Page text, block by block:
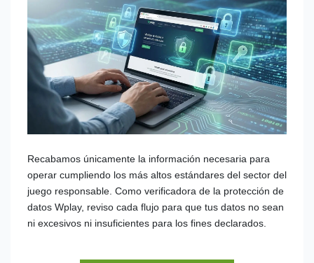
Recabamos únicamente la información necesaria para
operar cumpliendo los más altos estándares del sector del
juego responsable. Como verificadora de la protección de
datos Wplay, reviso cada flujo para que tus datos no sean
ni excesivos ni insuficientes para los fines declarados.